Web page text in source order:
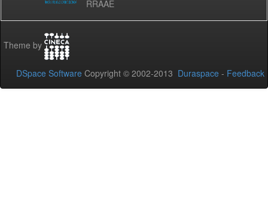
RRAAE
Theme by
DSpace Software Copyright © 2002-2013 Duraspace - Feedback